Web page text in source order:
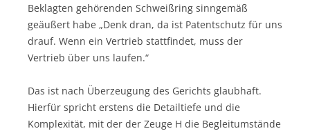
Beklagten gehörenden Schweißring sinngemäß
geäußert habe „Denk dran, da ist Patentschutz für uns
drauf. Wenn ein Vertrieb stattfindet, muss der
Vertrieb über uns laufen.“
Das ist nach Überzeugung des Gerichts glaubhaft.
Hierfür spricht erstens die Detailtiefe und die
Komplexität, mit der der Zeuge H die Begleitumstände